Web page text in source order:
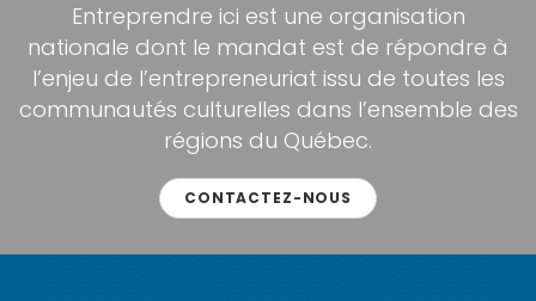
Entreprendre ici est une organisation
nationale dont le mandat est de répondre à
l’enjeu de l’entrepreneuriat issu de toutes les
communautés culturelles dans l’ensemble des
régions du Québec.
CONTACTEZ-NOUS